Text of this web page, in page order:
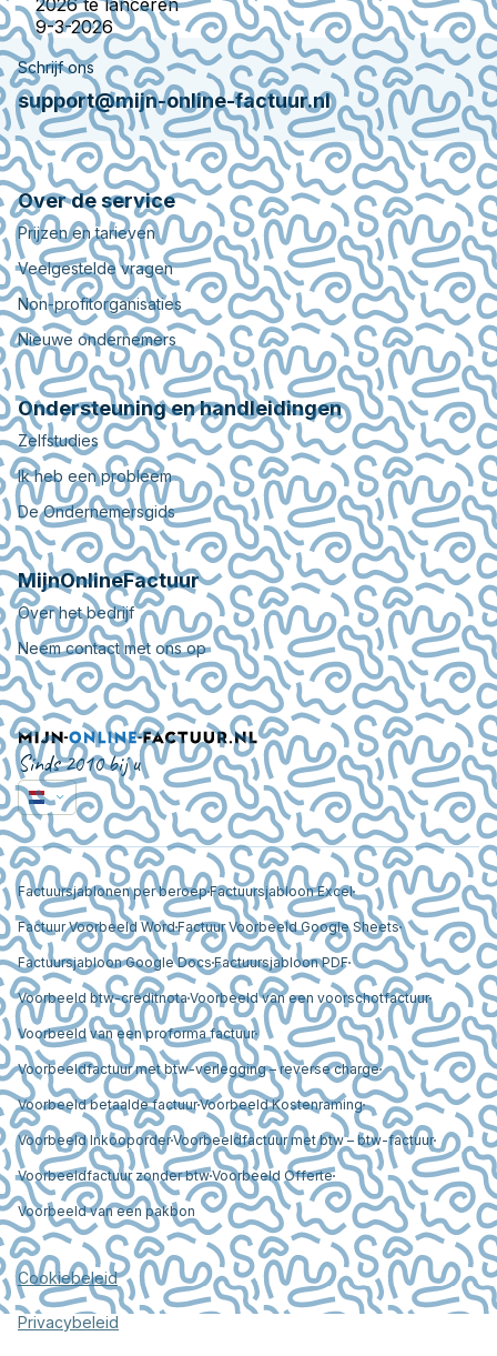
9-3-2026
Schrijf ons
support@mijn-online-factuur.nl
Over de service
Prijzen en tarieven
Veelgestelde vragen
Non-profitorganisaties
Nieuwe ondernemers
Ondersteuning en handleidingen
Zelfstudies
Ik heb een probleem
De Ondernemersgids
MijnOnlineFactuur
Over het bedrijf
Neem contact met ons op
Sinds 2010 bij u
Factuursjablonen per beroepFactuursjabloon Excel
Factuur Voorbeeld WordFactuur Voorbeeld Google Sheets
Factuursjabloon Google Docs Factuursjabloon PDF
Voorbeeld btw-creditnota Voorbeeld van een voorschotfactuur
Voorbeeld van een proforma factuur
Voorbeeldfactuur met btw-verlegging – reverse charge
Voorbeeld betaalde factuurVoorbeeld Kostenraming
Voorbeeld InkooporderVoorbeeldfactuur met btw – btw-factuur
Voorbeeldfactuur zonder btwVoorbeeld Offerte
Voorbeeld van een pakbon
Cookiebeleid
Privacybeleid